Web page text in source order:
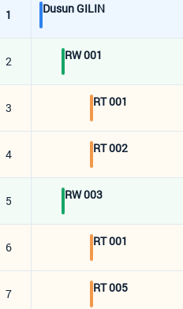
1 Dusun GILIN
2 RW 001
3 RT 001
4 RT 002
5 RW 003
6 RT 001
7 RT 005